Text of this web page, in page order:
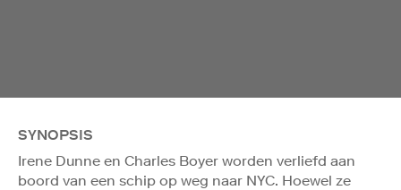
SYNOPSIS
Irene Dunne en Charles Boyer worden verliefd aan
boord van een schip op weg naar NYC. Hoewel ze